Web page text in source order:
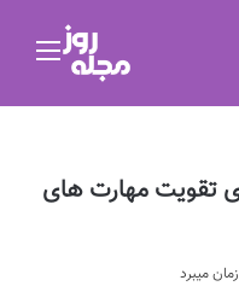
تقویت مهارت های